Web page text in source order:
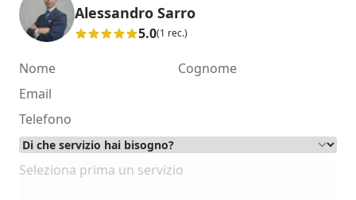
Alessandro Sarro
5.0(1 rec.)